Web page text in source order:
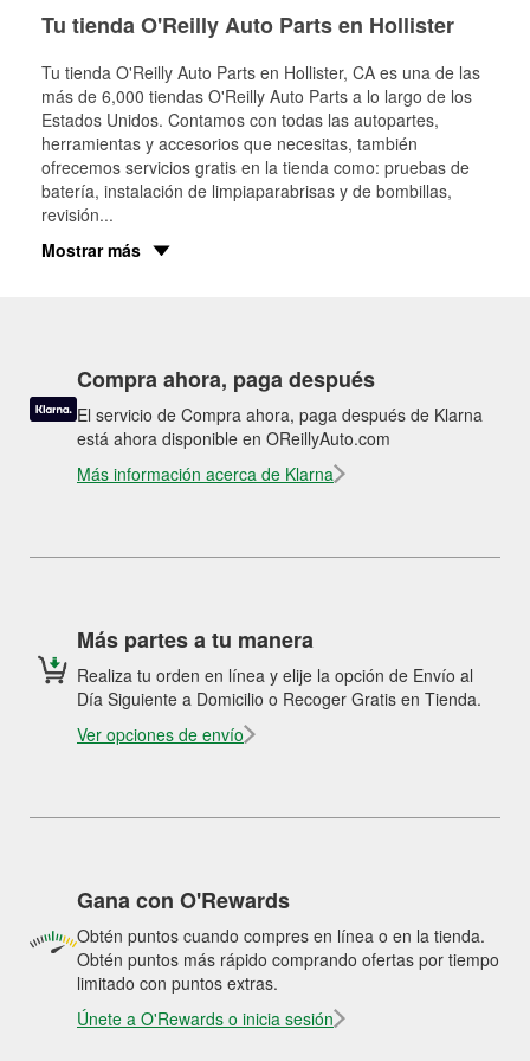
Tu tienda O'Reilly Auto Parts en Hollister
Tu tienda O'Reilly Auto Parts en Hollister, CA es una de las
más de 6,000 tiendas O'Reilly Auto Parts a lo largo de los
Estados Unidos. Contamos con todas las autopartes,
herramientas y accesorios que necesitas, también
ofrecemos servicios gratis en la tienda como: pruebas de
batería, instalación de limpiaparabrisas y de bombillas,
revisión...
Mostrar más
Compra ahora, paga después
El servicio de Compra ahora, paga después de Klarna
está ahora disponible en OReillyAuto.com
Más información acerca de Klarna
Más partes a tu manera
Realiza tu orden en línea y elije la opción de Envío al
Día Siguiente a Domicilio o Recoger Gratis en Tienda.
Ver opciones de envío
Gana con O'Rewards
Obtén puntos cuando compres en línea o en la tienda.
Obtén puntos más rápido comprando ofertas por tiempo
limitado con puntos extras.
Únete a O'Rewards o inicia sesión